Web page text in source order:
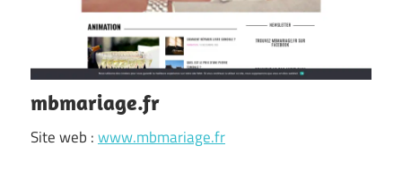
mbmariage.fr
Site web :www.mbmariage.fr